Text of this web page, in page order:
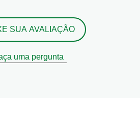
SUA AVALIAÇÃO
uma pergunta